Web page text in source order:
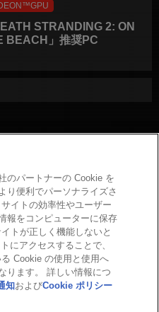
STRANDING 2: ON
BEACH」推奨PC
のパートナーの Cookie を
り便利でパーソナライズさ
イトの効率性やユーザー
報をコンピューターに保存
トが正しく機能しないと
にアクセスすることで、
Cookie の使用と使用へ
ります。 詳しい情報につ
知およびCookie ポリシー